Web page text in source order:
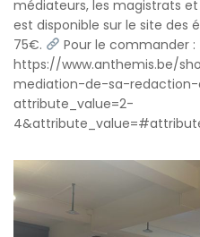
médiateurs, les magistrats
est disponible sur le site des
75€.
Pour le commander :
https://www.anthemis.be/
mediation-de-sa-redaction-
attribute_value=2-